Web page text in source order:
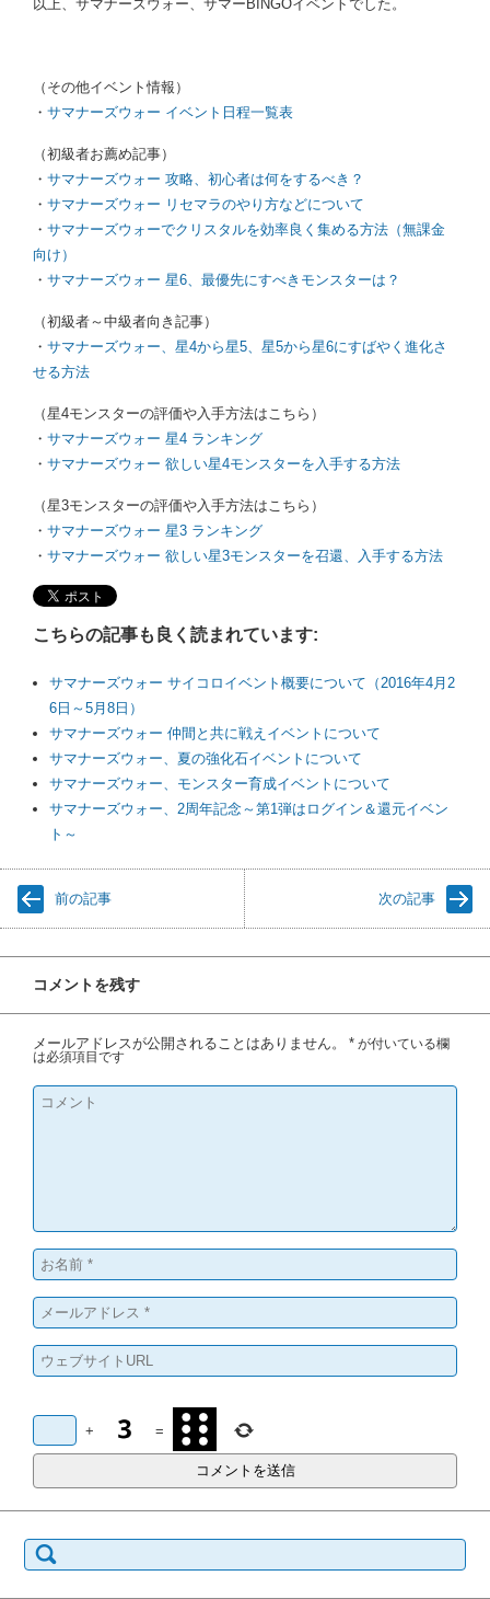
以上、サマナーズウォー、サマーBINGOイベントでした。
（その他イベント情報）
・ サマナーズウォー イベント日程一覧表
（初級者お薦め記事）
・ サマナーズウォー 攻略、初心者は何をするべき？
・ サマナーズウォー リセマラのやり方などについて
・ サマナーズウォーでクリスタルを効率良く集める方法（無課金
向け）
・ サマナーズウォー 星6、最優先にすべきモンスターは？
（初級者～中級者向き記事）
・ サマナーズウォー、星4から星5、星5から星6にすばやく進化さ
せる方法
（星4モンスターの評価や入手方法はこちら）
・ サマナーズウォー 星4 ランキング
・ サマナーズウォー 欲しい星4モンスターを入手する方法
（星3モンスターの評価や入手方法はこちら）
・ サマナーズウォー 星3 ランキング
・ サマナーズウォー 欲しい星3モンスターを召還、入手する方法
こちらの記事も良く読まれています:
サマナーズウォー サイコロイベント概要について（2016年4月2
6日～5月8日）
サマナーズウォー 仲間と共に戦えイベントについて
サマナーズウォー、夏の強化石イベントについて
サマナーズウォー、モンスター育成イベントについて
サマナーズウォー、2周年記念～第1弾はログイン＆還元イベン
ト～
前の記事 次の記事
コメントを残す
メールアドレスが公開されることはありません。 * が付いている欄
は必須項目です
+ =
検索: